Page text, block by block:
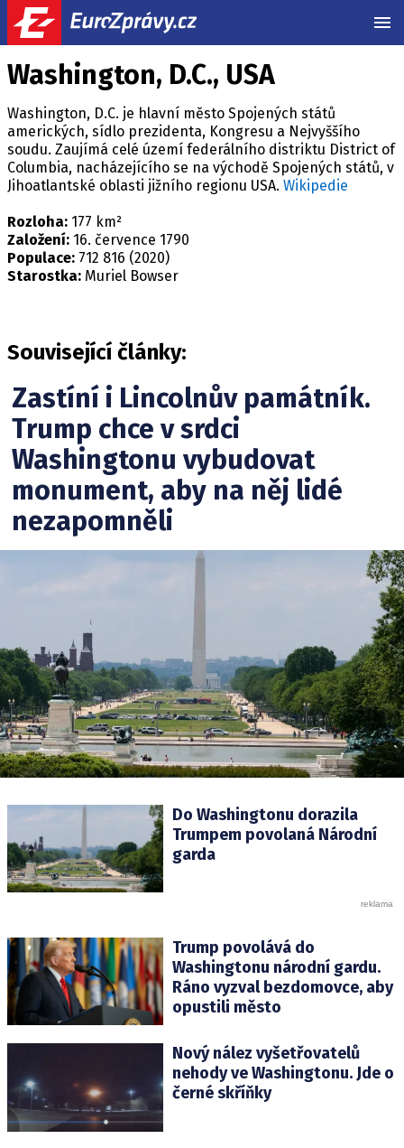
Washington, D.C., USA
Washington, D.C. je hlavní město Spojených států
amerických, sídlo prezidenta, Kongresu a Nejvyššího
soudu. Zaujímá celé území federálního distriktu District of
Columbia, nacházejícího se na východě Spojených států, v
Jihoatlantské oblasti jižního regionu USA. Wikipedie
Rozloha: 177 km²
Založení: 16. července 1790
Populace: 712 816 (2020)
Starostka: Muriel Bowser
Související články:
Zastíní i Lincolnův památník.
Trump chce v srdci
Washingtonu vybudovat
monument, aby na něj lidé
nezapomněli
Do Washingtonu dorazila
Trumpem povolaná Národní
garda
Trump povolává do
Washingtonu národní gardu.
Ráno vyzval bezdomovce, aby
opustili město
Nový nález vyšetřovatelů
nehody ve Washingtonu. Jde o
černé skříňky